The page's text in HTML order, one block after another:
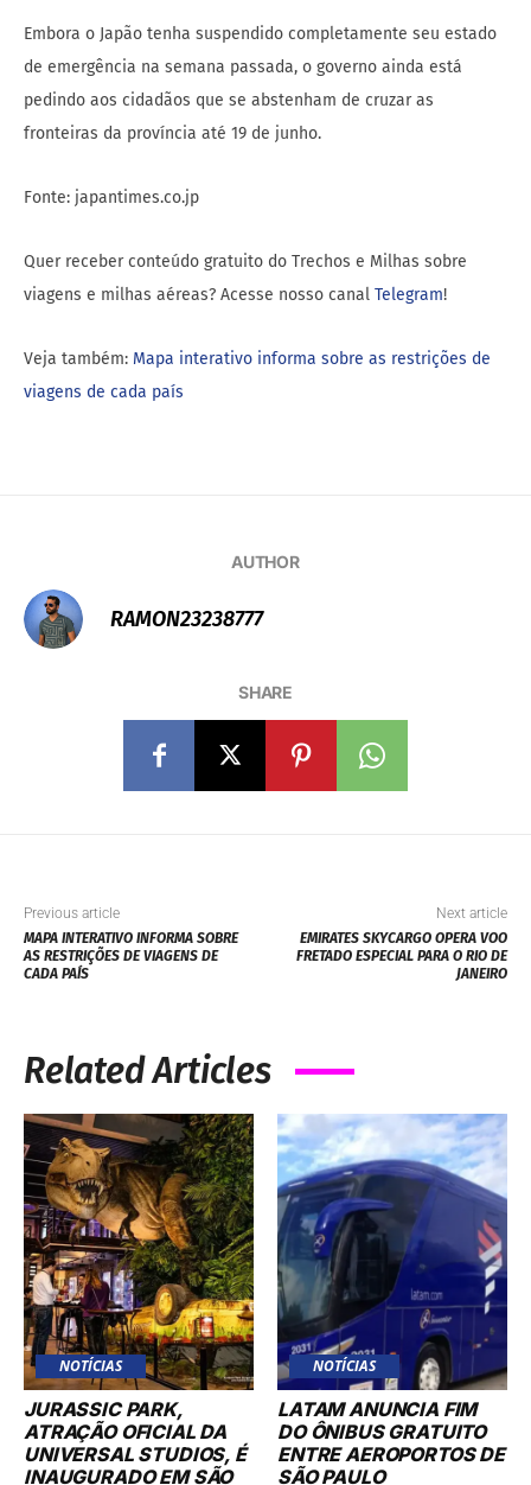
Embora o Japão tenha suspendido completamente seu estado
de emergência na semana passada, o governo ainda está
pedindo aos cidadãos que se abstenham de cruzar as
fronteiras da província até 19 de junho.
Fonte: japantimes.co.jp
Quer receber conteúdo gratuito do Trechos e Milhas sobre
viagens e milhas aéreas? Acesse nosso canal Telegram!
Veja também: Mapa interativo informa sobre as restrições de
viagens de cada país
AUTHOR
RAMON23238777
SHARE
Previous article
MAPA INTERATIVO INFORMA SOBRE
AS RESTRIÇÕES DE VIAGENS DE
CADA PAÍS
Next article
EMIRATES SKYCARGO OPERA VOO
FRETADO ESPECIAL PARA O RIO DE
JANEIRO
Related Articles
NOTÍCIAS
JURASSIC PARK,
ATRAÇÃO OFICIAL DA
UNIVERSAL STUDIOS, É
INAUGURADO EM SÃO
NOTÍCIAS
LATAM ANUNCIA FIM
DO ÔNIBUS GRATUITO
ENTRE AEROPORTOS DE
SÃO PAULO